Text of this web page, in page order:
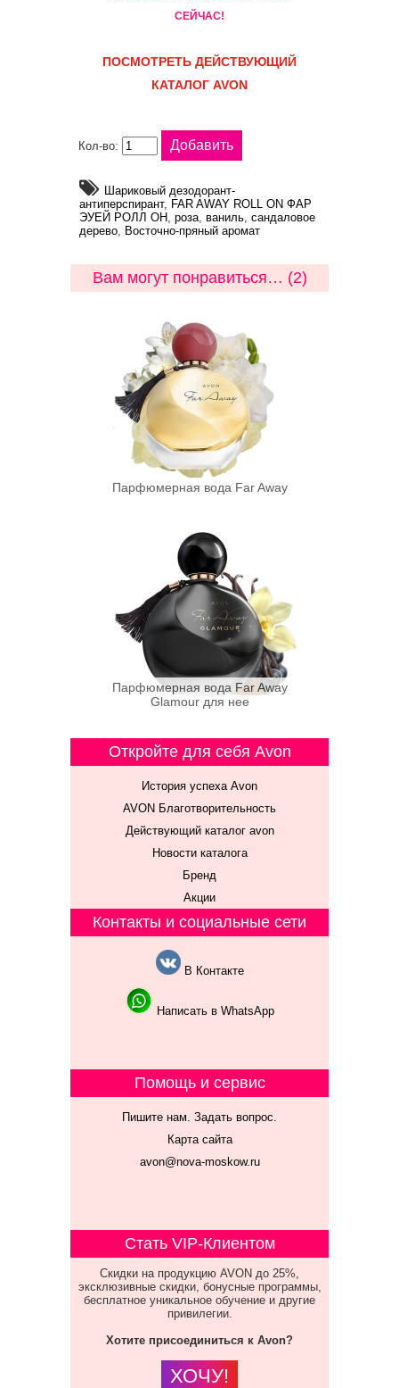
СЕЙЧАС!
ПОСМОТРЕТЬ ДЕЙСТВУЮЩИЙ
КАТАЛОГ AVON
Кол-во:
Шариковый дезодорант-
антиперспирант, FAR AWAY ROLL ON ФАР
ЭУЕЙ РОЛЛ ОН, роза, ваниль, сандаловое
дерево, Восточно-пряный аромат
Вам могут понравиться… (2)
Парфюмерная вода Far Away
Парфюмерная вода Far Away
Glamour для нее
Откройте для себя Avon
История успеха Avon
AVON Благотворительность
Действующий каталог avon
Новости каталога
Бренд
Акции
Контакты и социальные сети
В Контакте
Написать в WhatsApp
Помощь и сервис
Пишите нам. Задать вопрос.
Карта сайта
avon@nova-moskow.ru
Стать VIP-Клиентом
Скидки на продукцию AVON до 25%,
эксклюзивные скидки, бонусные программы,
бесплатное уникальное обучение и другие
привилегии.
Хотите присоединиться к Avon?
ХОЧУ!